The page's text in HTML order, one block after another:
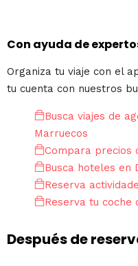
Con ayuda de
Organiza tu viaje con el
tu cuenta con nuestros
Busca viajes de
Marruecos
Compara precios
Busca hoteles en
Reserva
Reserva tu coche
Después de